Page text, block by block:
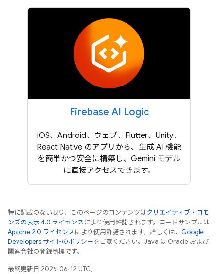
Firebase AI Logic
iOS、Android、ウェブ、Flutter、Unity、
React Native のアプリから、生成 AI 機能
を簡単かつ安全に構築し、Gemini モデル
に直接アクセスできます。
特に記載のない限り、このページのコンテンツはクリエイティブ・コモ
ンズの表示 4.0 ライセンスにより使用許諾されます。コードサンプルは
Apache 2.0 ライセンスにより使用許諾されます。詳しくは、 Google
Developers サイトのポリシーをご覧ください。Java は Oracle および
関連会社の登録商標です。
最終更新日 2026-06-12 UTC。